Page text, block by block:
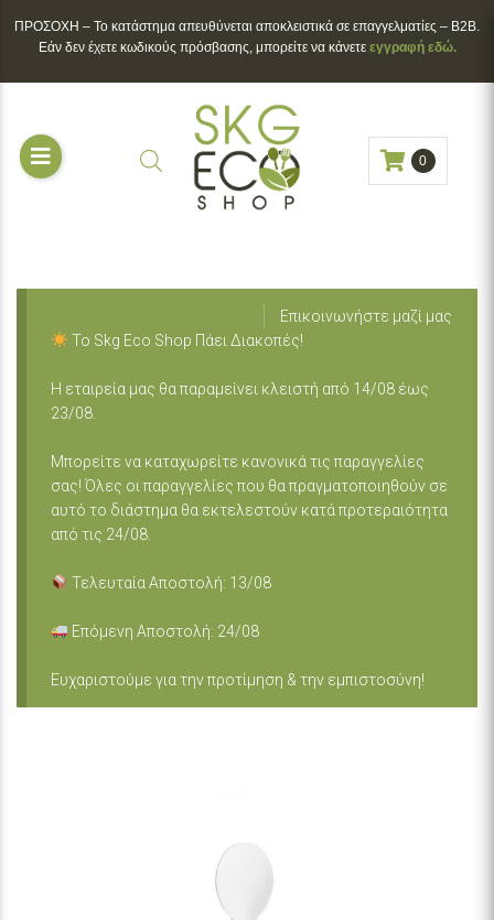
ΠΡΟΣΟΧΗ – To κατάστημα απευθύνεται αποκλειστικά σε επαγγελματίες – B2B.
Εάν δεν έχετε κωδικούς πρόσβασης, μπορείτε να κάνετε εγγραφή εδώ.
0
Επικοινωνήστε μαζί μας
Το Skg Eco Shop Πάει Διακοπές!
Η εταιρεία μας θα παραμείνει κλειστή από 14/08 έως
23/08.
Μπορείτε να καταχωρείτε κανονικά τις παραγγελίες
σας! Όλες οι παραγγελίες που θα πραγματοποιηθούν σε
αυτό το διάστημα θα εκτελεστούν κατά προτεραιότητα
από τις 24/08.
Τελευταία Αποστολή: 13/08
Επόμενη Αποστολή: 24/08
Ευχαριστούμε για την προτίμηση & την εμπιστοσύνη!